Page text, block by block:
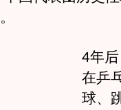
4年
在乒
球、